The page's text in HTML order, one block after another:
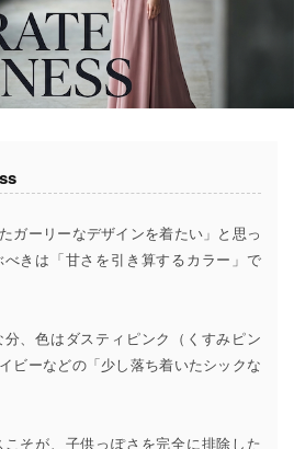
ガーリーなデザインを着たい」と思っ
きは「甘さを引き算するカラー」で
、色はダスティピンク（くすみピン
ビーなどの「少し落ち着いたシックな
そが、子供っぽさを完全に排除した